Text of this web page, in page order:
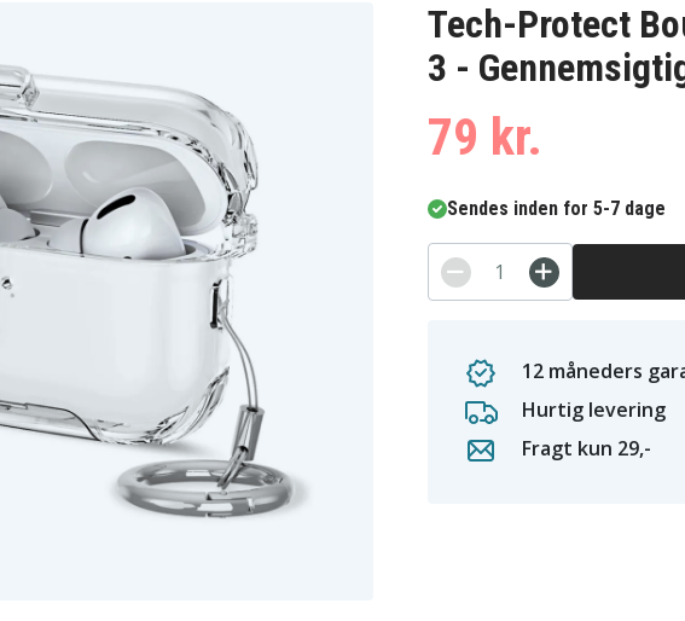
Tech-Protect
3 -
79 kr.
Sendes inden for 5-7 dage
12 måneders
Hurtig levering
Fragt kun 29,-